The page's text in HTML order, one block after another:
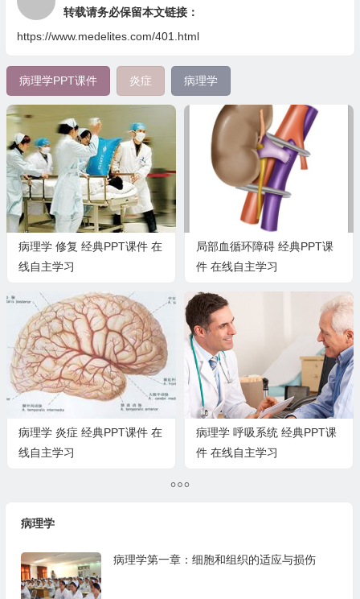
转载请务必保留本文链接：
https://www.medelites.com/401.html
病理学PPT课件 炎症 病理学
病理学 修复 经典PPT课件 在
线自主学习
局部血循环障碍 经典PPT课
件 在线自主学习
病理学 炎症 经典PPT课件 在
线自主学习
病理学 呼吸系统 经典PPT课
件 在线自主学习
病理学
病理学第一章：细胞和组织的适应与损伤